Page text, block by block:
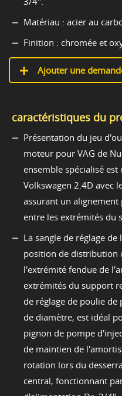
Matériau : acier au
Finition : chromée et
Ajouter une
caractéristiques du
Présentation du jeu
moteur pour VAG de
ensemble spécialisé
Volkswagen 2.4D avec
assurant un alignement
entre les extrémités du
La sangle de réglage
position de distribution
l'extrémité fendue de
extrémités du support
de réglage de poulie
de diamètre, est idéal
pignon de pompe
de maintien de
rotation lors du
central, fonctionnant